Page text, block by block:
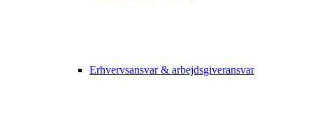
Erhvervsansvar & arbejdsgiveransvar